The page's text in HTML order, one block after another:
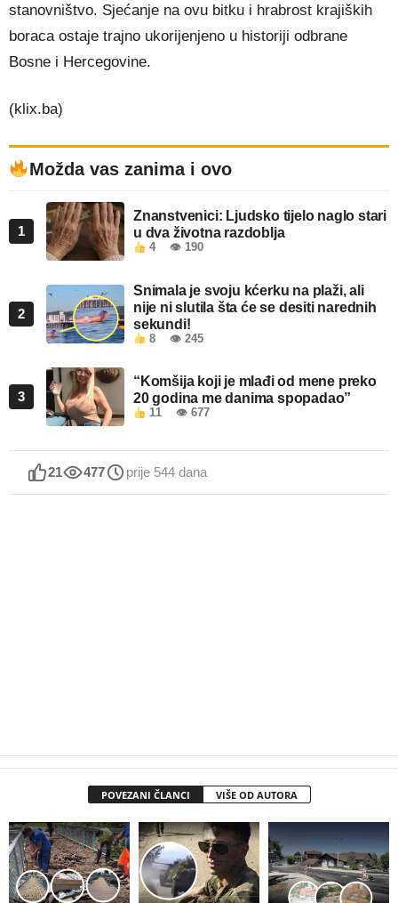
stanovništvo. Sjećanje na ovu bitku i hrabrost krajiških
boraca ostaje trajno ukorijenjeno u historiji odbrane
Bosne i Hercegovine.
(klix.ba)
Možda vas zanima i ovo
1
Znanstvenici: Ljudsko tijelo naglo stari
u dva životna razdoblja
4 👁 190
2
Snimala je svoju kćerku na plaži, ali
nije ni slutila šta će se desiti narednih
sekundi!
8 👁 245
3
“Komšija koji je mlađi od mene preko
20 godina me danima spopadao”
11 👁 677
21 477 prije 544 dana
POVEZANI ČLANCI VIŠE OD AUTORA